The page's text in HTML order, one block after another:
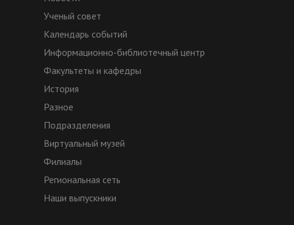
Ученый совет
Календарь событий
Информационно-библиотечный центр
Факультеты и кафедры
История
Разное
Подразделения
Виртуальный музей
Филиалы
Региональная сеть
Наши выпускники